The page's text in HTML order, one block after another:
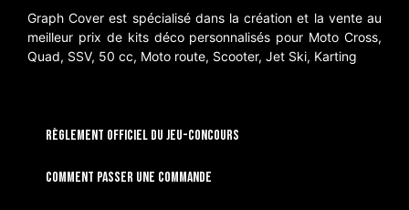
Graph Cover est spécialisé dans la création et la vente au
meilleur prix de kits déco personnalisés pour Moto Cross,
Quad, SSV, 50 cc, Moto route, Scooter, Jet Ski, Karting
RÈGLEMENT OFFICIEL DU JEU-CONCOURS
Comment passer une commande